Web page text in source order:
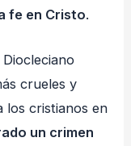
fe en Cristo.
crueles y
los cristianos en
un crimen